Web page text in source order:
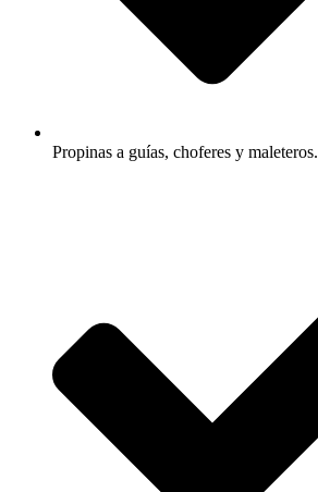
Propinas a guías, choferes y maleteros.